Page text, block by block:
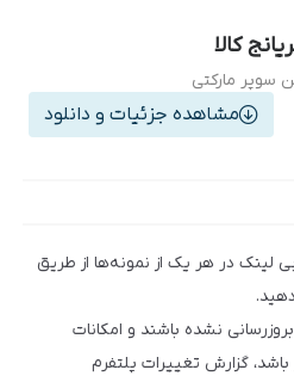
کالا
سوپر مارکتی
مشاهده جزئیات و دانلود
لینک در هر یک از نمونه‌ها از طریق
نشده باشند و امکانات
گزارش تغییرات پلتفرم